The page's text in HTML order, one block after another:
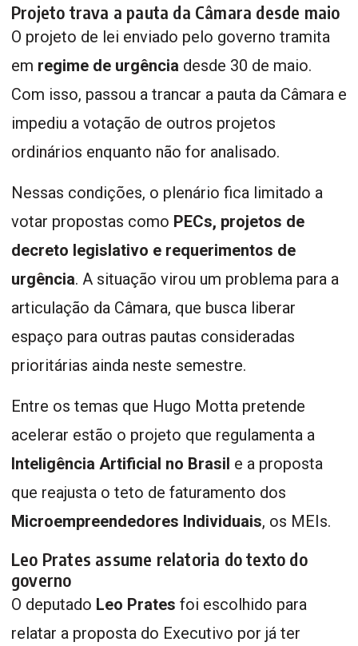
Projeto trava a pauta da Câmara desde maio
O projeto de lei enviado pelo governo tramita
em regime de urgência desde 30 de maio.
Com isso, passou a trancar a pauta da Câmara e
impediu a votação de outros projetos
ordinários enquanto não for analisado.
Nessas condições, o plenário fica limitado a
votar propostas como PECs, projetos de
decreto legislativo e requerimentos de
urgência. A situação virou um problema para a
articulação da Câmara, que busca liberar
espaço para outras pautas consideradas
prioritárias ainda neste semestre.
Entre os temas que Hugo Motta pretende
acelerar estão o projeto que regulamenta a
Inteligência Artificial no Brasil e a proposta
que reajusta o teto de faturamento dos
Microempreendedores Individuais, os MEIs.
Leo Prates assume relatoria do texto do
governo
O deputado Leo Prates foi escolhido para
relatar a proposta do Executivo por já ter